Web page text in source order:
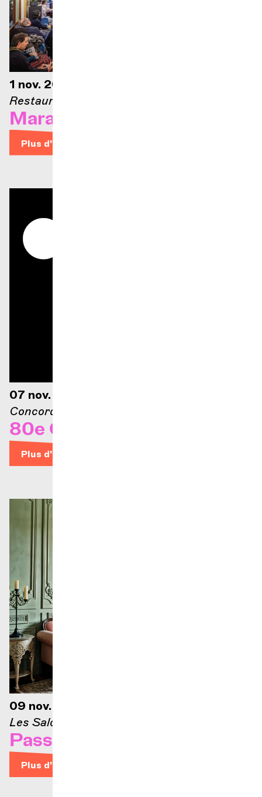
1 nov. 2026
Restaurant Le Lyrique
Marathon Bohême
Plus d'infos
07 nov. 2026 — 19h
Concorde – Espace culture
80e Concours de Genève
Plus d'infos
09 nov. 2026 — 12h30
Les Salons
Passons aux Salons #1
Plus d'infos